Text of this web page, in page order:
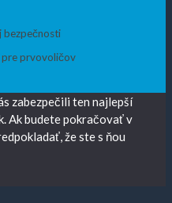
bezpečnosti
pre prvovoličov
zabezpečili ten najlepší
Ak budete pokračovať v
že ste s ňou